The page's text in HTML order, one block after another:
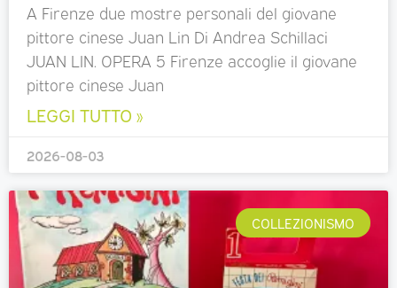
A Firenze due mostre personali del giovane
pittore cinese Juan Lin Di Andrea Schillaci
JUAN LIN. OPERA 5 Firenze accoglie il giovane
pittore cinese Juan
LEGGI TUTTO »
2026-08-03
COLLEZIONISMO